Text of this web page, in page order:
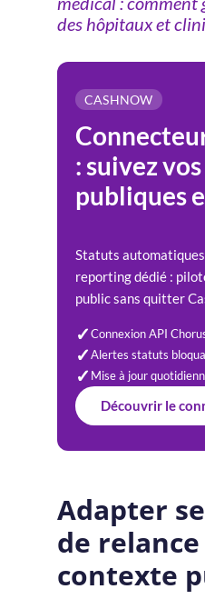
des hôpitaux et
CASHNOW
: suivez
publiques
Statuts
reporting dédié :
public sans quitter
✓Connexion API
✓Alertes statuts
✓ Mise à jour
Découvrir le
Adapter
de
contexte